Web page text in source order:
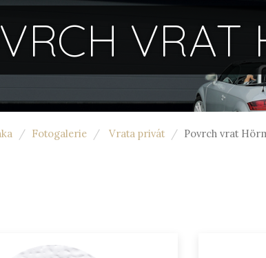
Fotogalerie Vrata privát Povrch vrat
VRAT